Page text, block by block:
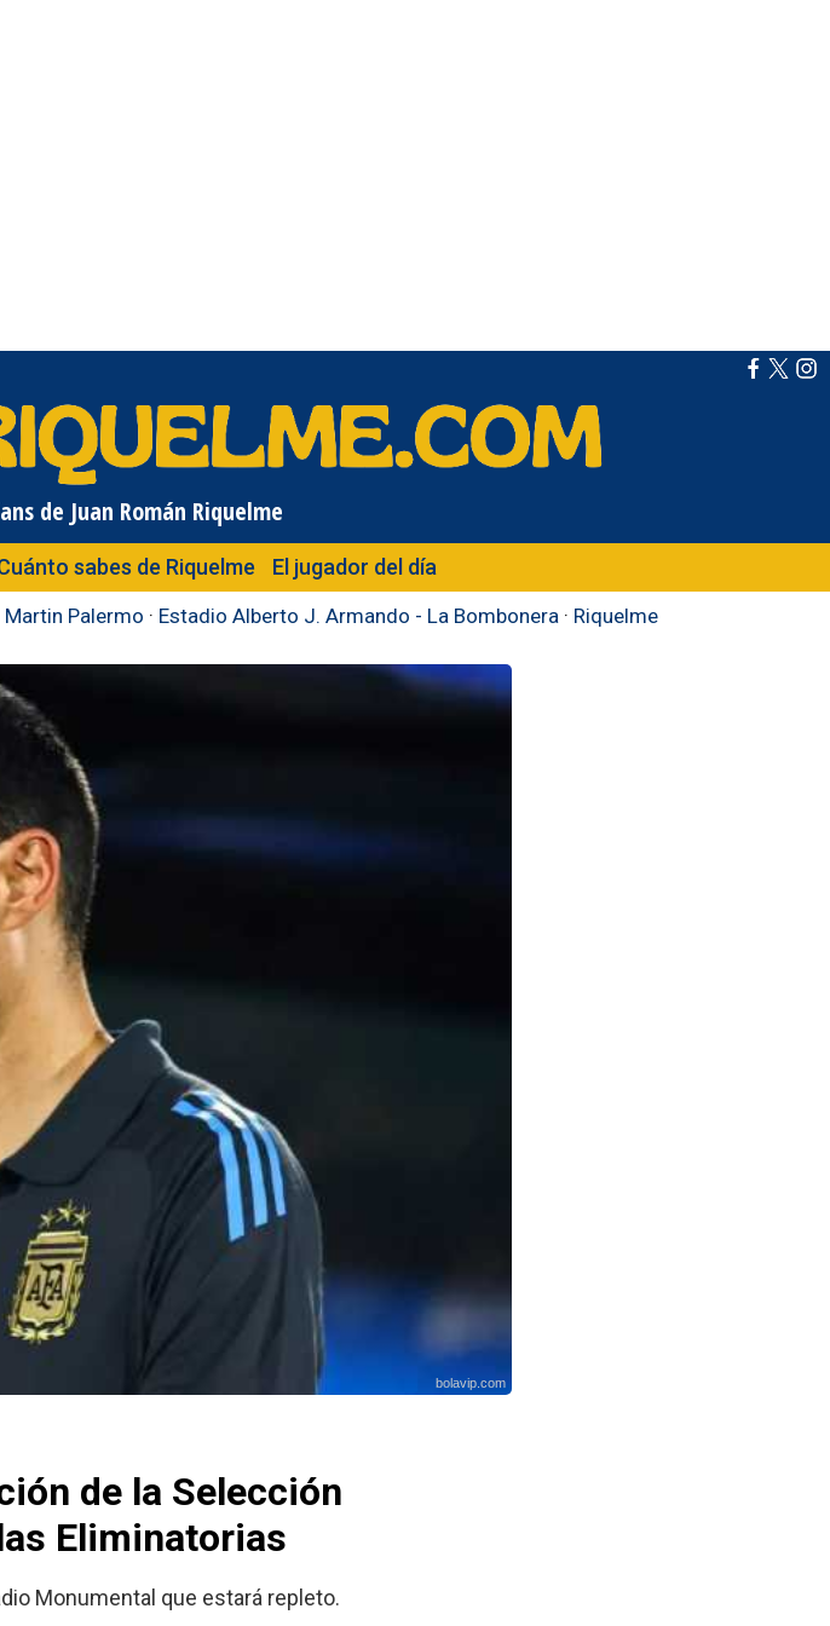
de Juan Román Riquelme
sabes de Riquelme El jugador del día
Martin Palermo · Estadio Alberto J. Armando - La Bombonera · Riquelme
bolavip.com
de la Selección
Eliminatorias
Monumental que estará repleto.